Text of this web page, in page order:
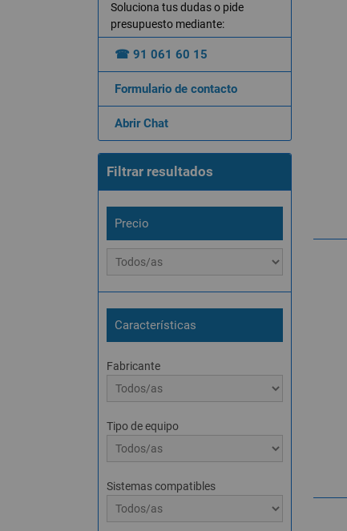
Soluciona tus dudas o pide
presupuesto mediante:
☎ 91 061 60 15
Formulario de contacto
Abrir Chat
Filtrar resultados
Precio
Características
Fabricante
Tipo de equipo
Sistemas compatibles